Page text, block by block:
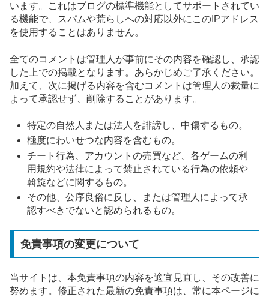
います。これはブログの標準機能としてサポートされてい
る機能で、スパムや荒らしへの対応以外にこのIPアドレス
を使用することはありません。
全てのコメントは管理人が事前にその内容を確認し、承認
した上での掲載となります。あらかじめご了承ください。
加えて、次に掲げる内容を含むコメントは管理人の裁量に
よって承認せず、削除することがあります。
特定の自然人または法人を誹謗し、中傷するもの。
極度にわいせつな内容を含むもの。
チート行為、アカウントの売買など、各ゲームの利
用規約や法律によって禁止されている行為の依頼や
斡旋などに関するもの。
その他、公序良俗に反し、または管理人によって承
認すべきでないと認められるもの。
免責事項の変更について
当サイトは、本免責事項の内容を適宜見直し、その改善に
努めます。修正された最新の免責事項は、常に本ページに